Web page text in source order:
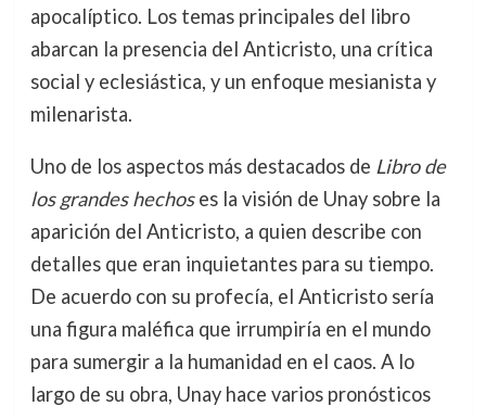
apocalíptico. Los temas principales del libro
abarcan la presencia del Anticristo, una crítica
social y eclesiástica, y un enfoque mesianista y
milenarista.
Uno de los aspectos más destacados de Libro de
los grandes hechoses la visión de Unay sobre la
aparición del Anticristo, a quien describe con
detalles que eran inquietantes para su tiempo.
De acuerdo con su profecía, el Anticristo sería
una figura maléfica que irrumpiría en el mundo
para sumergir a la humanidad en el caos. A lo
largo de su obra, Unay hace varios pronósticos